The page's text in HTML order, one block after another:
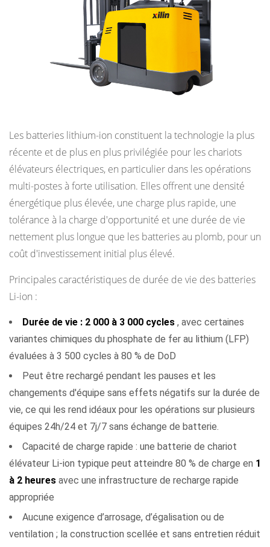
Température
pendant
fonctionnement
d'arrosage
et
entretien
des
électrolytes
(plomb-
acide)
Opérations
sur
plusieurs
équipes :
échange
de
batterie
charge
4.1
Remplacement
de
batterie
Les batteries lithium-ion constituent la technologie la plus
récente et de plus en plus privilégiée pour les chariots
élévateurs électriques, en particulier dans les opérations
multi-postes à forte utilisation. Elles offrent une densité
énergétique plus élevée, une charge plus rapide, une
tolérance à la charge d'opportunité et une durée de vie
nettement plus longue que les batteries au plomb, pour un
coût d'investissement initial plus élevé.
Principales caractéristiques de durée de vie des batteries
Li-ion :
Durée de vie : 2 000 à 3 000 cycles , avec certaines
variantes chimiques du phosphate de fer au lithium (LFP)
évaluées à 3 500 cycles à 80 % de DoD
Peut être rechargé pendant les pauses et les
changements d'équipe sans effets négatifs sur la durée de
vie, ce qui les rend idéaux pour les opérations sur plusieurs
équipes 24h/24 et 7j/7 sans échange de batterie.
Capacité de charge rapide : une batterie de chariot
élévateur Li-ion typique peut atteindre 80 % de charge en 1
à 2 heures avec une infrastructure de recharge rapide
appropriée
Aucune exigence d’arrosage, d’égalisation ou de
ventilation ; la construction scellée et sans entretien réduit